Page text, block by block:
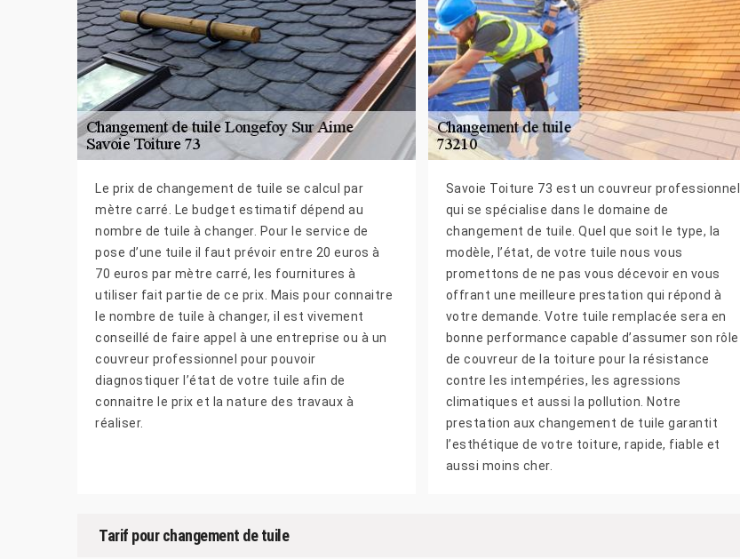
Le prix de changement de tuile se calcul par
mètre carré. Le budget estimatif dépend au
nombre de tuile à changer. Pour le service de
pose d’une tuile il faut prévoir entre 20 euros à
70 euros par mètre carré, les fournitures à
utiliser fait partie de ce prix. Mais pour connaitre
le nombre de tuile à changer, il est vivement
conseillé de faire appel à une entreprise ou à un
couvreur professionnel pour pouvoir
diagnostiquer l’état de votre tuile afin de
connaitre le prix et la nature des travaux à
réaliser.
Savoie Toiture 73 est un couvreur professionnel
qui se spécialise dans le domaine de
changement de tuile. Quel que soit le type, la
modèle, l’état, de votre tuile nous vous
promettons de ne pas vous décevoir en vous
offrant une meilleure prestation qui répond à
votre demande. Votre tuile remplacée sera en
bonne performance capable d’assumer son rôle
de couvreur de la toiture pour la résistance
contre les intempéries, les agressions
climatiques et aussi la pollution. Notre
prestation aux changement de tuile garantit
l’esthétique de votre toiture, rapide, fiable et
aussi moins cher.
Tarif pour changement de tuile